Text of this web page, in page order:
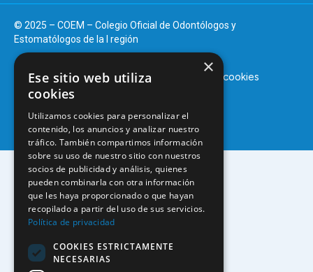
© 2025 – COEM – Colegio Oficial de Odontólogos y
Estomatólogos de la I región
Aviso legalPolítica de privacidad Política de cookies
×
Ese sitio web utiliza
cookies
Utilizamos cookies para personalizar el
contenido, los anuncios y analizar nuestro
tráfico. También compartimos información
sobre su uso de nuestro sitio con nuestros
socios de publicidad y análisis, quienes
pueden combinarla con otra información
que les haya proporcionado o que hayan
recopilado a partir del uso de sus servicios.
Política de privacidad
COOKIES ESTRICTAMENTE
NECESARIAS